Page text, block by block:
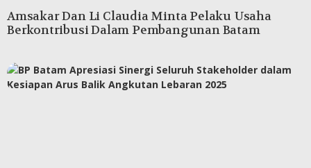
Amsakar Dan Li Claudia Minta Pelaku Usaha
Berkontribusi Dalam Pembangunan Batam